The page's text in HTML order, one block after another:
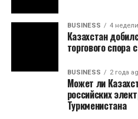
BUSINESS 4
Казахстан
торгового спора
BUSINESS 2 года
Может ли
российских
Туркменистана